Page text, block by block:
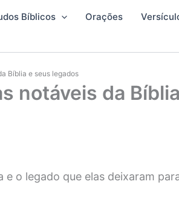
Bíblicos Orações
Bíblia e seus legados
notáveis da
o legado que elas deixaram